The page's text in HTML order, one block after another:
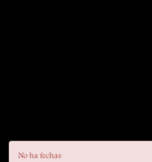
No ha fechas